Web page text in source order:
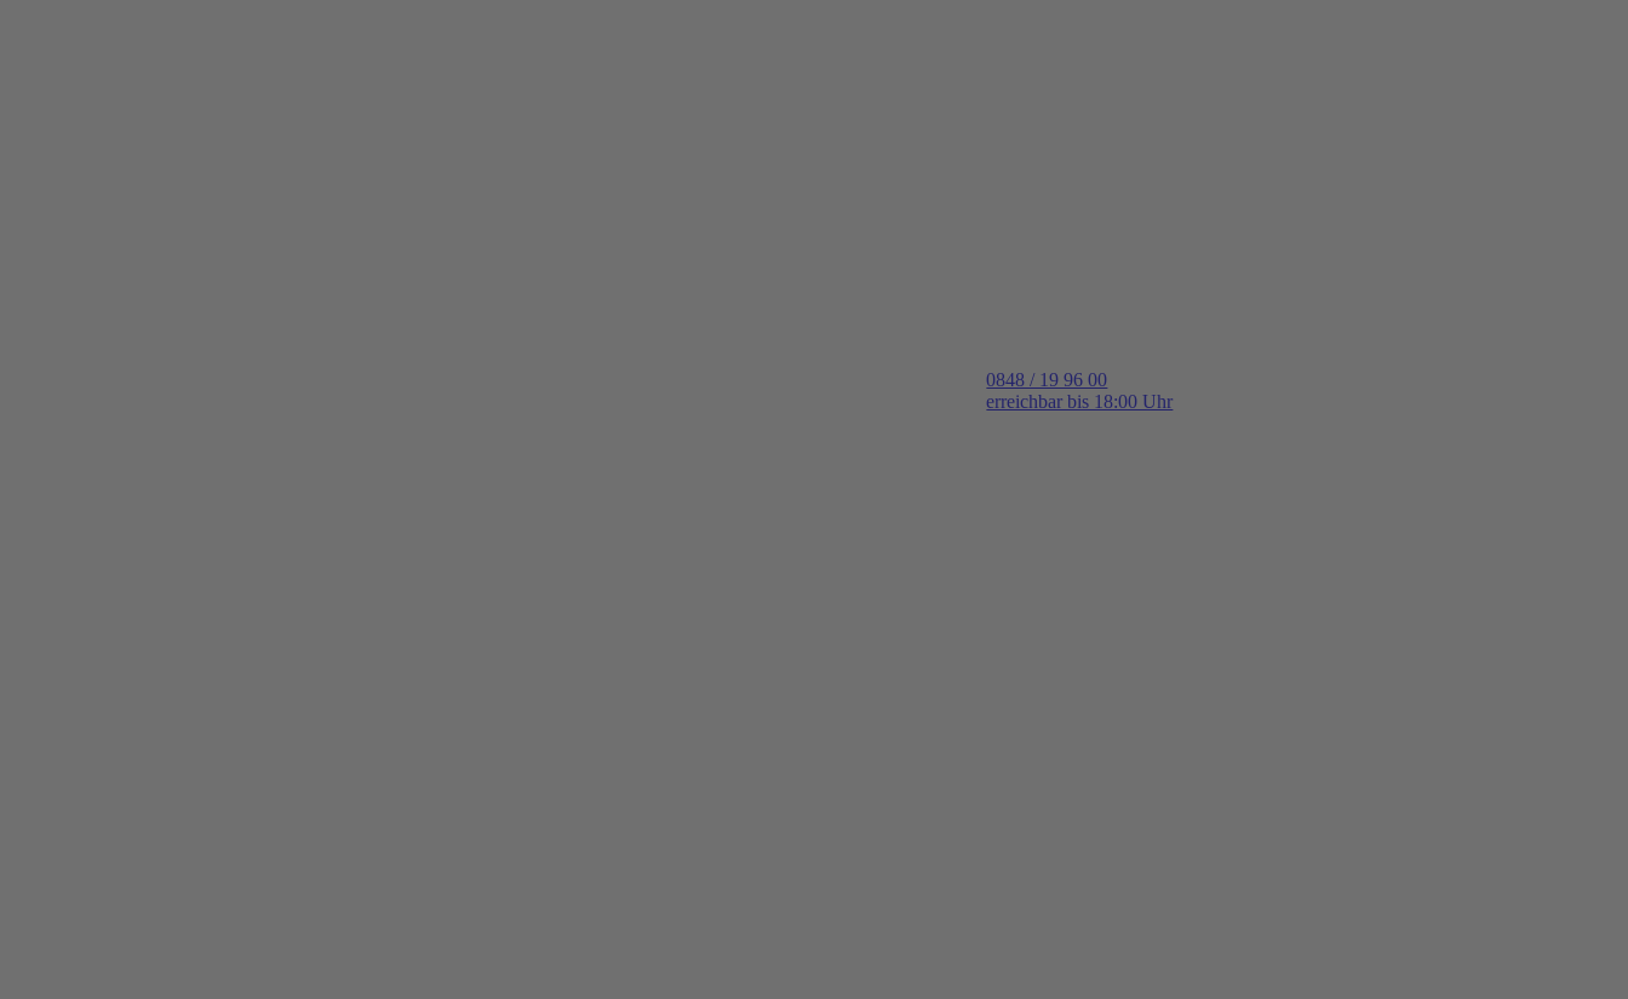
0848 / 19 96 00
erreichbar bis 18:00 Uhr